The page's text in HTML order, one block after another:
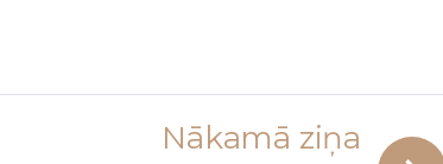
Nākamā ziņa